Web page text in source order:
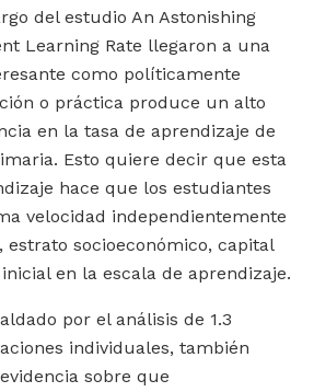
del estudio An Astonishing
Learning Rate llegaron a una
como políticamente
o práctica produce un alto
en la tasa de aprendizaje de
Esto quiere decir que esta
hace que los estudiantes
velocidad independientemente
estrato socioeconómico, capital
en la escala de aprendizaje.
por el análisis de 1.3
individuales, también
sobre que